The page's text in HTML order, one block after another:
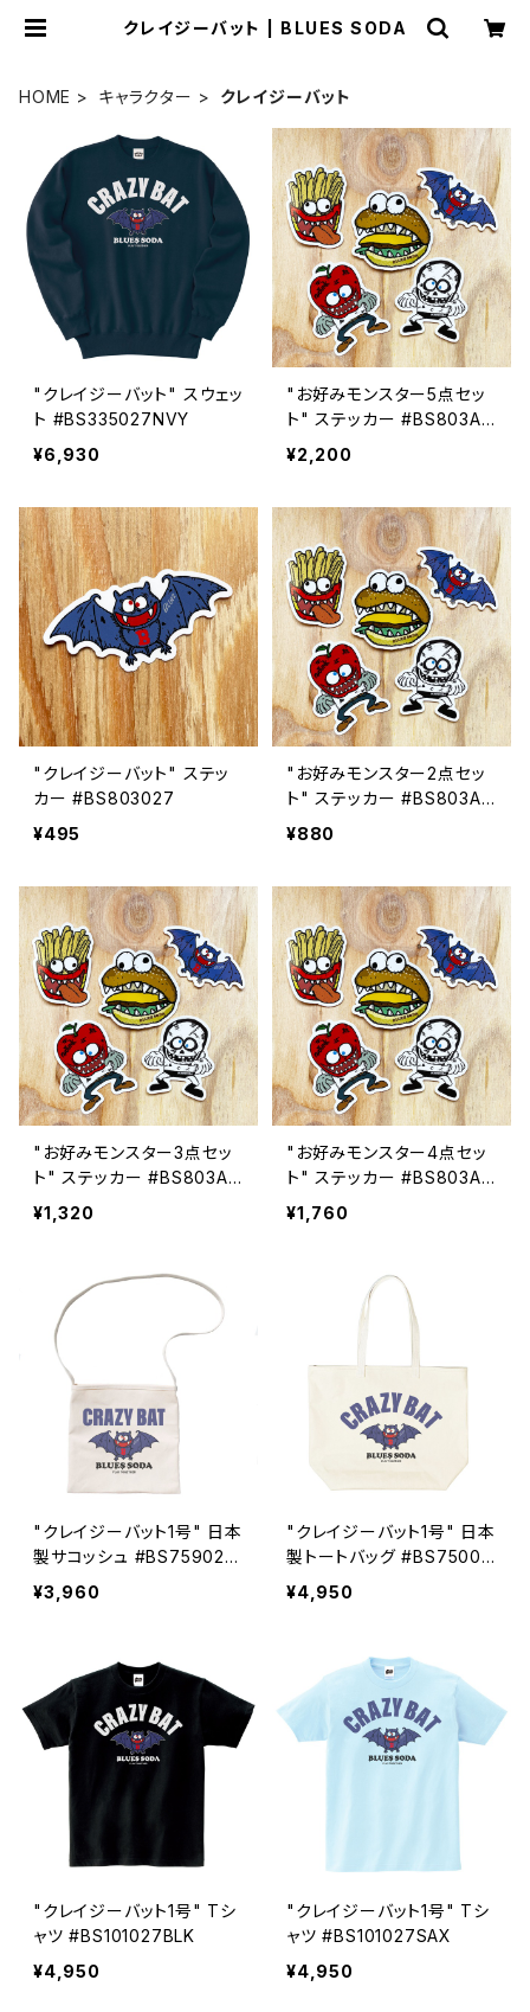
クレイジーバット | BLUES SODA
HOME キャラクター クレイジーバット
"クレイジーバット" スウェッ
ト #BS335027NVY
¥6,930
"お好みモンスター5点セッ
ト" ステッカー #BS803AS
S5
¥2,200
"クレイジーバット" ステッ
カー #BS803027
¥495
"お好みモンスター2点セッ
ト" ステッカー #BS803AS
S2
¥880
"お好みモンスター3点セッ
ト" ステッカー #BS803AS
S3
¥1,320
"お好みモンスター4点セッ
ト" ステッカー #BS803AS
S4
¥1,760
"クレイジーバット1号" 日本
製サコッシュ #BS759027
NTL
¥3,960
"クレイジーバット1号" 日本
製トートバッグ #BS75002
7NTL
¥4,950
"クレイジーバット1号" Tシ
ャツ #BS101027BLK
¥4,950
"クレイジーバット1号" Tシ
ャツ #BS101027SAX
¥4,950